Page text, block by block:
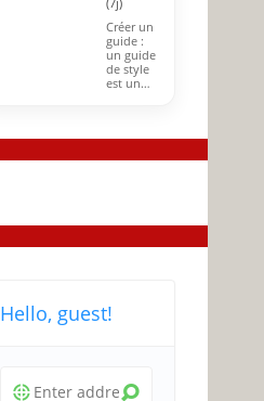
Créer un
guide :
un guide
de style
est un…
Hello, guest!